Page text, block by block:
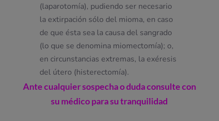
(laparotomía), pudiendo ser necesario
la extirpación sólo del mioma, en caso
de que ésta sea la causa del sangrado
(lo que se denomina miomectomía); o,
en circunstancias extremas, la exéresis
del útero (histerectomía).
Ante cualquier sospecha o duda consulte con
su médico para su tranquilidad